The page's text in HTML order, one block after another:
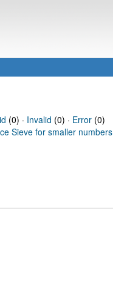
(0) · Invalid (0) · Error(0)
Sieve for smaller numbers